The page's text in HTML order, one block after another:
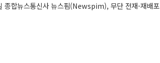
종합뉴스통신사 뉴스핌(Newspim), 무단 전재-재배